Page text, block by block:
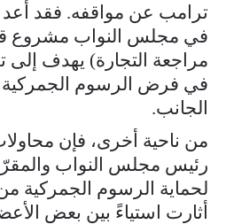
ترامب عن مواقفه. فقد
في مجلس النواب مشروع
مراجعة التجارة) يهدف إلى
في فرض الرسوم
الجانب.
من ناحية أخرى، فإن
رئيس مجلس النواب
لحماية الرسوم الجمركية
أثارت استياءً بين بعض